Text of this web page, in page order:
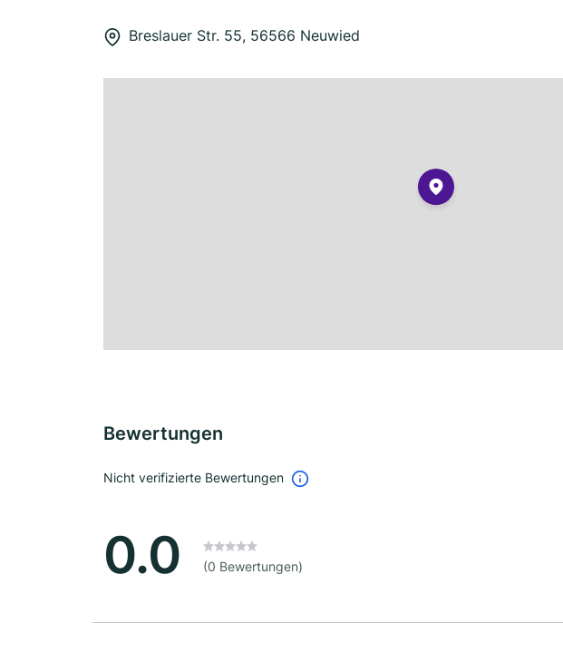
Breslauer Str. 55, 56566 Neuwied
Bewertungen
Nicht verifizierte Bewertungen
0.0 (0 Bewertungen)